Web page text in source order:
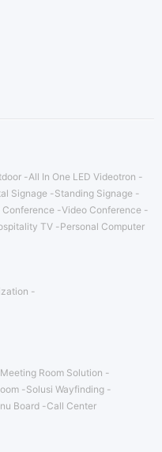
All In One LED Videotron
Signage
Standing Signage
Conference Video Conference
TV Personal Computer
Meeting Room Solution
Solusi Wayfinding
Board Call Center